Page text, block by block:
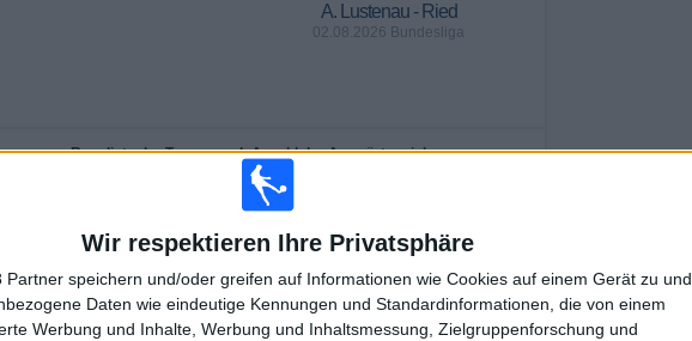
Wir respektieren Ihre Privatsphäre
Partner speichern und/oder greifen auf Informationen wie Cookies auf einem Gerät zu und
Daten wie eindeutige Kennungen und Standardinformationen, die von einem
Werbung und Inhalte, Werbung und Inhaltsmessung, Zielgruppenforschung und
A. Lustenau - Ried
02.08.2026 Bundesliga
Rangliste der Teams nach Anzahl der Auswärtsspiele
35 (6,25%)
Altach
26 (4,64%)
Wolfsberger AC
19 (3,39%)
A. Klagenfurt
19 (3,39%)